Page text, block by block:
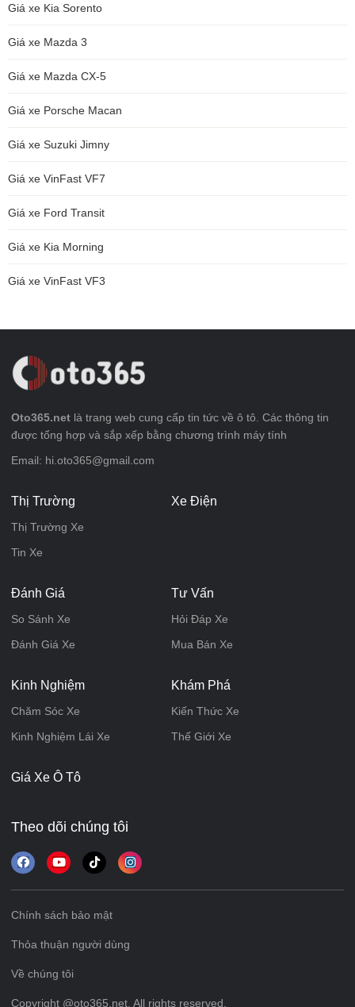
Giá xe Kia Sorento
Giá xe Mazda 3
Giá xe Mazda CX-5
Giá xe Porsche Macan
Giá xe Suzuki Jimny
Giá xe VinFast VF7
Giá xe Ford Transit
Giá xe Kia Morning
Giá xe VinFast VF3
Oto365.net là trang web cung cấp tin tức về ô tô. Các thông tin
được tổng hợp và sắp xếp bằng chương trình máy tính
Email: hi.oto365@gmail.com
Thị Trường
Thị Trường Xe
Tin Xe
Xe Điện
Đánh Giá
So Sánh Xe
Đánh Giá Xe
Tư Vấn
Hỏi Đáp Xe
Mua Bán Xe
Kinh Nghiệm
Chăm Sóc Xe
Kinh Nghiệm Lái Xe
Khám Phá
Kiến Thức Xe
Thế Giới Xe
Giá Xe Ô Tô
Theo dõi chúng tôi
Chính sách bảo mật
Thỏa thuận người dùng
Về chúng tôi
Copyright @oto365.net. All rights reserved.